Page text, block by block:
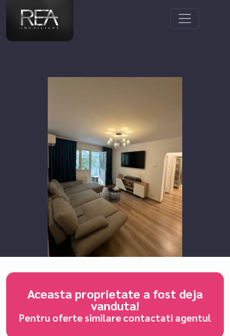
Aceasta proprietate a fost deja
vanduta!
Pentru oferte similare contactati agentul